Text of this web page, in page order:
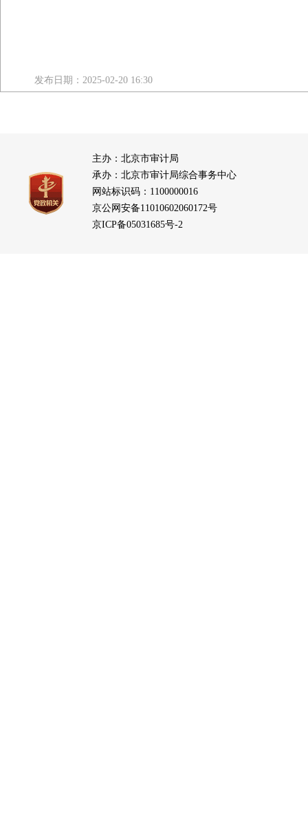
发布日期：2025-02-20 16:30
主办：北京市审计局
承办：北京市审计局综合事务中心
网站标识码：1100000016
京公网安备11010602060172号
京ICP备05031685号-2